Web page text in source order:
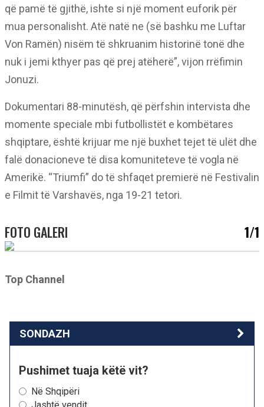
që pamë të gjithë, ishte si një moment euforik për
mua personalisht. Atë natë ne (së bashku me Luftar
Von Ramën) nisëm të shkruanim historinë tonë dhe
nuk i jemi kthyer pas që prej atëherë”, vijon rrëfimin
Jonuzi.
Dokumentari 88-minutësh, që përfshin intervista dhe
momente speciale mbi futbollistët e kombëtares
shqiptare, është krijuar me një buxhet tejet të ulët dhe
falë donacioneve të disa komuniteteve të vogla në
Amerikë. “Triumfi” do të shfaqet premierë në Festivalin
e Filmit të Varshavës, nga 19-21 tetori.
FOTO GALERI 1/1
Top Channel
SONDAZH
Pushimet tuaja këtë vit?
Në Shqipëri